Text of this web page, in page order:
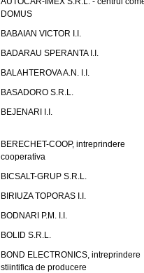
DOMUS
BABAIAN VICTOR I.I.
BADARAU SPERANTA I.I.
BALAHTEROVA A.N. I.I.
BASADORO S.R.L.
BEJENARI I.I.
BERECHET-COOP, intreprindere
cooperativa
BICSALT-GRUP S.R.L.
BIRIUZA TOPORAS I.I.
BODNARI P.M. I.I.
BOLID S.R.L.
BOND ELECTRONICS, intreprindere
stiintifica de producere